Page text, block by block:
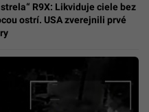
R9X: Likviduje ciele bez
ostrí. USA zverejnili prvé